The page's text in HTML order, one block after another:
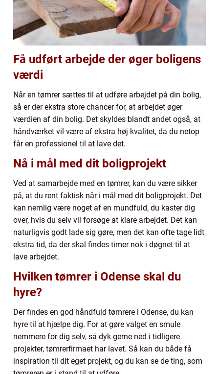
Få udført arbejde der øger boligens
værdi
Når en tømrer sættes til at udføre arbejdet på din bolig,
så er der ekstra store chancer for, at arbejdet øger
værdien af din bolig. Det skyldes blandt andet også, at
håndværket vil være af ekstra høj kvalitet, da du netop
får en professionel til at lave det.
Nå i mål med dit boligprojekt
Ved at samarbejde med en tømrer, kan du være sikker
på, at du rent faktisk når i mål med dit boligprojekt. Det
kan nemlig være noget af en mundfuld, du kaster dig
over, hvis du selv vil forsøge at klare arbejdet. Det kan
naturligvis godt lade sig gøre, men det kan ofte tage lidt
ekstra tid, da der skal findes timer nok i døgnet til at
lave arbejdet.
Hvilken tømrer i Odense skal du
hyre?
Der findes en god håndfuld tømrere i Odense, du kan
hyre til at hjælpe dig. For at gøre valget en smule
nemmere for dig selv, så dyk gerne ned i tidligere
projekter, tømrerfirmaet har lavet. Så kan du både få
inspiration til dit eget projekt, og du kan se de ting, som